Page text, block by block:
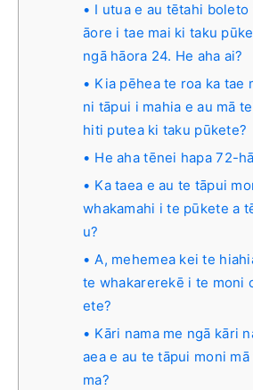
I utua e au tētahi boleto
āore i tae mai ki taku
ngā hāora 24. He aha ai?
Kia pēhea te roa ka tae
ni tāpui i mahia e au mā
hiti putea ki taku pūkete?
He aha tēnei hapa 72-
Ka taea e au te tāpui
whakamahi i te pūkete a
u?
A, mehemea kei te
te whakarerekē i te moni
ete?
Kāri nama me ngā kāri
aea e au te tāpui moni
ma?